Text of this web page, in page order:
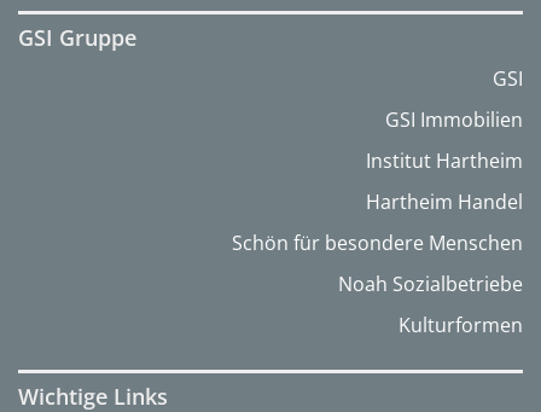
GSI Gruppe
GSI
GSI Immobilien
Institut Hartheim
Hartheim Handel
Schön für besondere Menschen
Noah Sozialbetriebe
Kulturformen
Wichtige Links